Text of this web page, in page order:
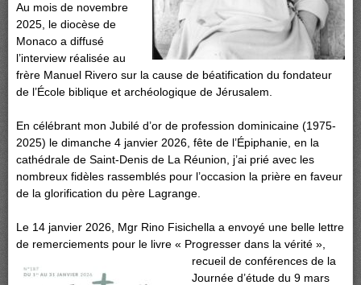
Au mois de novembre
2025, le diocèse de
Monaco a diffusé
l’interview réalisée au
frère Manuel Rivero sur la cause de béatification du fondateur
de l’École biblique et archéologique de Jérusalem.
En célébrant mon Jubilé d’or de profession dominicaine (1975-
2025) le dimanche 4 janvier 2026, fête de l’Épiphanie, en la
cathédrale de Saint-Denis de La Réunion, j’ai prié avec les
nombreux fidèles rassemblés pour l’occasion la prière en faveur
de la glorification du père Lagrange.
Le 14 janvier 2026, Mgr Rino Fisichella a envoyé une belle lettre
de remerciements pour le livre « Progresser dans la vérité »,
recueil de conférences de la
Journée d’étude du 9 mars